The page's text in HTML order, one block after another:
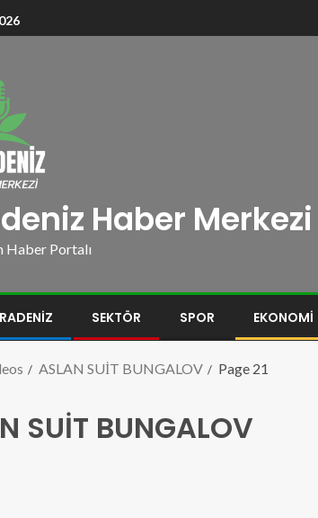
Haber Merkezi
Haber Portalı
SEKTÖR SPOR EKONOMI
ASLAN SUİT BUNGALOV Page 21
SUİT BUNGALOV